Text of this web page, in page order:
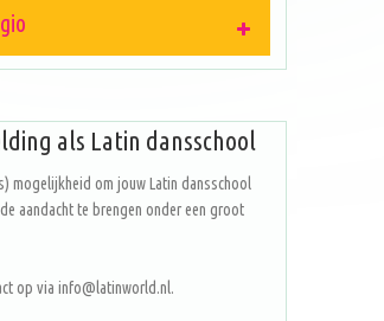
als Latin dansschool
mogelijkheid om jouw Latin dansschool
aandacht te brengen onder een groot
op via info@latinworld.nl.